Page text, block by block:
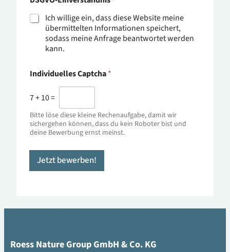
Ich willige ein, dass diese Website meine
übermittelten Informationen speichert,
sodass meine Anfrage beantwortet werden
kann.
Individuelles Captcha*
7+10=
Bitte löse diese kleine Rechenaufgabe, damit wir
sichergehen können, dass du kein Roboter bist und
deine Bewerbung ernst meinst.
Jetzt bewerben!
Roess Nature Group GmbH & Co. KG